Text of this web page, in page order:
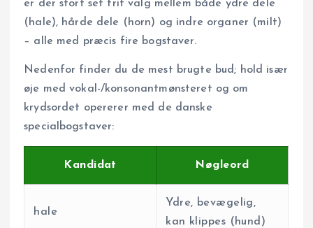
er der ­stort set frit valg mellem både ydre dele
(hale), hårde dele (horn) og indre organer (milt)
– alle med præcis fire bogstaver.
Nedenfor finder du de mest brugte bud; hold især
øje med vokal-/konsonant­mønsteret og om
krydsordet opererer med de danske
specialbogstaver:
Kandidat Nøgle­ord
hale
Ydre, bevægelig,
kan klippes (hund)